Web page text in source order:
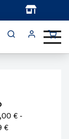
€ -
€